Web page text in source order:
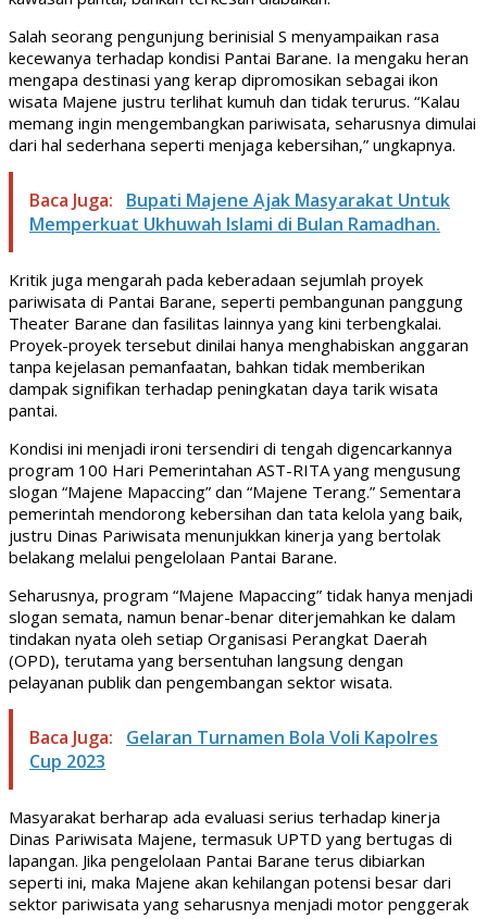
Salah seorang pengunjung berinisial S menyampaikan rasa
kecewanya terhadap kondisi Pantai Barane. Ia mengaku heran
mengapa destinasi yang kerap dipromosikan sebagai ikon
wisata Majene justru terlihat kumuh dan tidak terurus. “Kalau
memang ingin mengembangkan pariwisata, seharusnya dimulai
dari hal sederhana seperti menjaga kebersihan,” ungkapnya.
Baca Juga:
Bupati Majene Ajak Masyarakat Untuk
Memperkuat Ukhuwah Islami di Bulan Ramadhan.
Kritik juga mengarah pada keberadaan sejumlah proyek
pariwisata di Pantai Barane, seperti pembangunan panggung
Theater Barane dan fasilitas lainnya yang kini terbengkalai.
Proyek-proyek tersebut dinilai hanya menghabiskan anggaran
tanpa kejelasan pemanfaatan, bahkan tidak memberikan
dampak signifikan terhadap peningkatan daya tarik wisata
pantai.
Kondisi ini menjadi ironi tersendiri di tengah digencarkannya
program 100 Hari Pemerintahan AST-RITA yang mengusung
slogan “Majene Mapaccing” dan “Majene Terang.” Sementara
pemerintah mendorong kebersihan dan tata kelola yang baik,
justru Dinas Pariwisata menunjukkan kinerja yang bertolak
belakang melalui pengelolaan Pantai Barane.
Seharusnya, program “Majene Mapaccing” tidak hanya menjadi
slogan semata, namun benar-benar diterjemahkan ke dalam
tindakan nyata oleh setiap Organisasi Perangkat Daerah
(OPD), terutama yang bersentuhan langsung dengan
pelayanan publik dan pengembangan sektor wisata.
Baca Juga:
Gelaran Turnamen Bola Voli Kapolres
Cup 2023
Masyarakat berharap ada evaluasi serius terhadap kinerja
Dinas Pariwisata Majene, termasuk UPTD yang bertugas di
lapangan. Jika pengelolaan Pantai Barane terus dibiarkan
seperti ini, maka Majene akan kehilangan potensi besar dari
sektor pariwisata yang seharusnya menjadi motor penggerak